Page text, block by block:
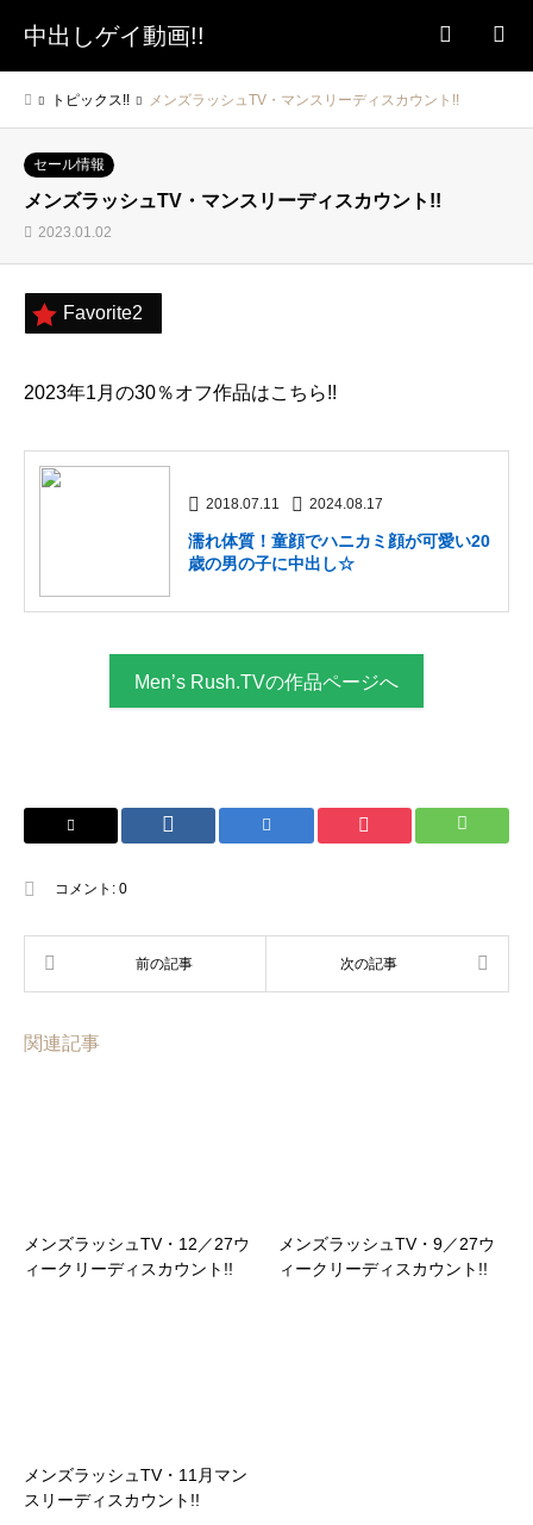
中出しゲイ動画!!
トピックス!! メンズラッシュTV・マンスリーディスカウント!!
セール情報
メンズラッシュTV・マンスリーディスカウント!!
2023.01.02
Favorite2
2023年1月の30％オフ作品はこちら!!
2018.07.11 2024.08.17
濡れ体質！童顔でハニカミ顔が可愛い20
歳の男の子に中出し☆
Men’s Rush.TVの作品ページへ
コメント: 0
関連記事
メンズラッシュTV・12／27ウ
ィークリーディスカウント!!
メンズラッシュTV・9／27ウ
ィークリーディスカウント!!
メンズラッシュTV・11月マン
スリーディスカウント!!